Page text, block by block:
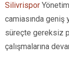
Silivrispor
camiasında geniş
süreçte gereksiz
çalışmalarına